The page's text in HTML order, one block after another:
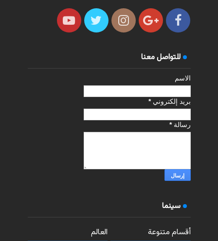
للتواصل معنا
الاسم
بريد إلكتروني*
رسالة*
سينما
أقسام متنوعة العالم